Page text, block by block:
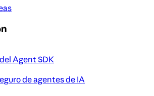
Agent SDK
de agentes de IA